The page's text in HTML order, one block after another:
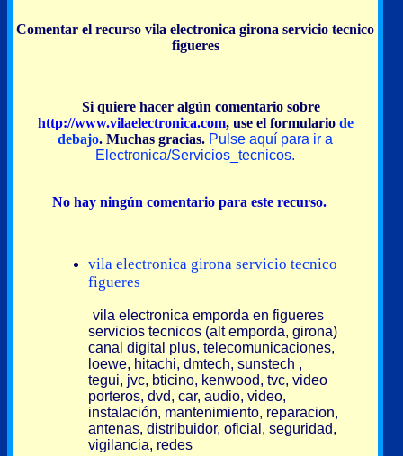
Comentar el recurso vila electronica girona servicio tecnico
figueres
Si quiere hacer algún comentario sobre
http://www.vilaelectronica.com, use el formulario de
debajo. Muchas gracias. Pulse aquí para ir a
Electronica/Servicios_tecnicos.
No hay ningún comentario para este recurso.
vila electronica girona servicio tecnico
figueres
vila electronica emporda en figueres
servicios tecnicos (alt emporda, girona)
canal digital plus, telecomunicaciones,
loewe, hitachi, dmtech, sunstech ,
tegui, jvc, bticino, kenwood, tvc, video
porteros, dvd, car, audio, video,
instalación, mantenimiento, reparacion,
antenas, distribuidor, oficial, seguridad,
vigilancia, redes